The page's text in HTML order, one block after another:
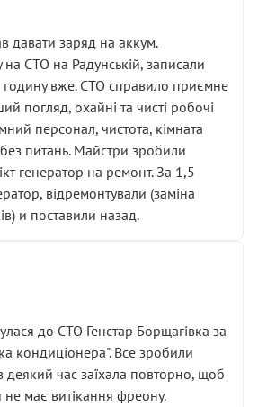
давати заряд на аккум.
СТО на Радунській, записали
вже. СТО справило приємне
погляд, охайні та чисті робочі
персонал, чистота, кімната
питань. Майстри зробили
генератор на ремонт. За 1,5
відремонтували (заміна
и поставили назад.
до СТО Генстар Борщагівка за
кондиціонера". Все зробили
деякий час заїхала повторно, щоб
має витікання фреону.